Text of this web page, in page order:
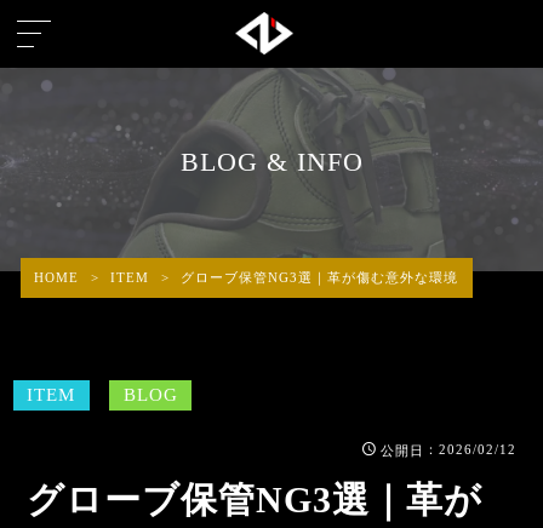
BLOG & INFO
HOME > ITEM > グローブ保管NG3選｜革が傷む意外な環境
ITEM BLOG
公開日 ：2026/02/12
グローブ保管NG3選｜革が